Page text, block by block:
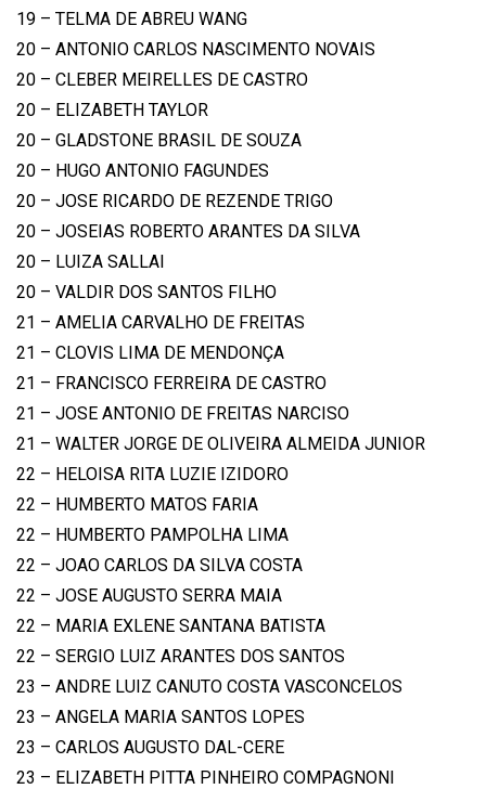
19 – TELMA DE ABREU WANG
20 – ANTONIO CARLOS NASCIMENTO NOVAIS
20 – CLEBER MEIRELLES DE CASTRO
20 – ELIZABETH TAYLOR
20 – GLADSTONE BRASIL DE SOUZA
20 – HUGO ANTONIO FAGUNDES
20 – JOSE RICARDO DE REZENDE TRIGO
20 – JOSEIAS ROBERTO ARANTES DA SILVA
20 – LUIZA SALLAI
20 – VALDIR DOS SANTOS FILHO
21 – AMELIA CARVALHO DE FREITAS
21 – CLOVIS LIMA DE MENDONÇA
21 – FRANCISCO FERREIRA DE CASTRO
21 – JOSE ANTONIO DE FREITAS NARCISO
21 – WALTER JORGE DE OLIVEIRA ALMEIDA JUNIOR
22 – HELOISA RITA LUZIE IZIDORO
22 – HUMBERTO MATOS FARIA
22 – HUMBERTO PAMPOLHA LIMA
22 – JOAO CARLOS DA SILVA COSTA
22 – JOSE AUGUSTO SERRA MAIA
22 – MARIA EXLENE SANTANA BATISTA
22 – SERGIO LUIZ ARANTES DOS SANTOS
23 – ANDRE LUIZ CANUTO COSTA VASCONCELOS
23 – ANGELA MARIA SANTOS LOPES
23 – CARLOS AUGUSTO DAL-CERE
23 – ELIZABETH PITTA PINHEIRO COMPAGNONI